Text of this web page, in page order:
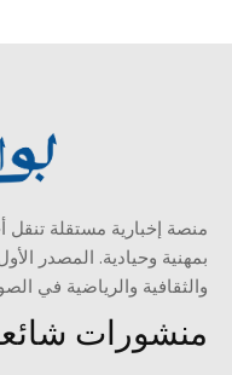
منصة إخبارية مستقلة تنقل
بمهنية وحيادية. المصدر
والثقافية والرياضية في
منشورات